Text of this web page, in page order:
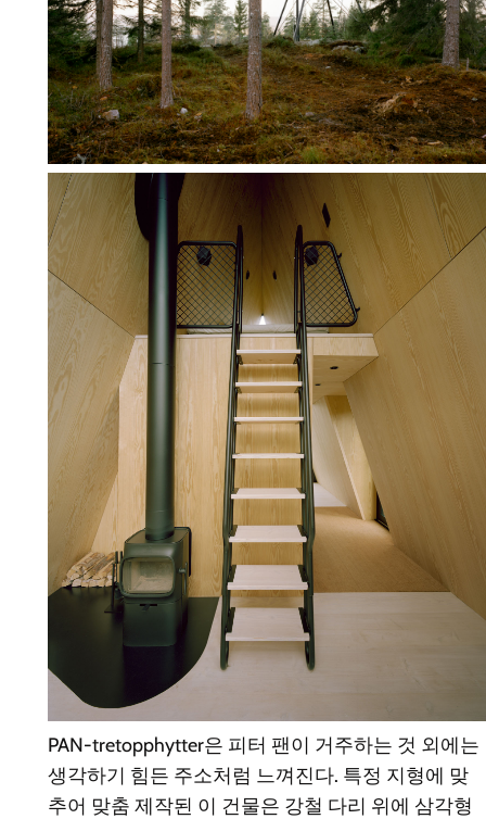
PAN-tretopphytter은 피터 팬이 거주하는 것 외에는
생각하기 힘든 주소처럼 느껴진다. 특정 지형에 맞
추어 맞춤 제작된 이 건물은 강철 다리 위에 삼각형